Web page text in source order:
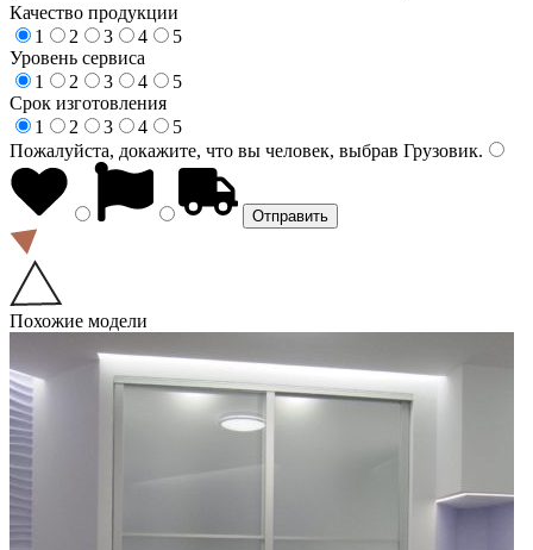
Качество продукции
1
2 3 4
5
Уровень сервиса
1
2 3 4
5
Срок изготовления
1
2 3 4
5
Пожалуйста, докажите, что вы человек, выбрав Грузовик.
Похожие модели